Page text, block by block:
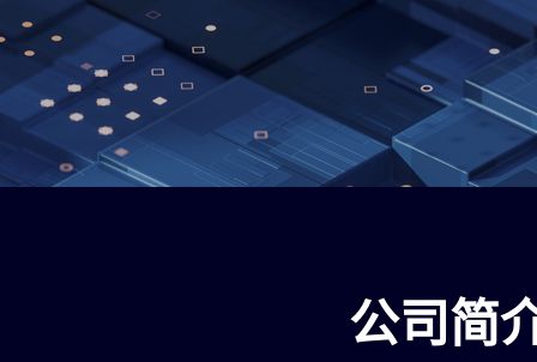
企业动态
加入我们
公司简